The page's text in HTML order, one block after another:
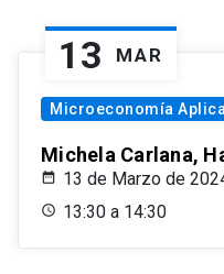
13 MAR
Microeconomía
Michela Carlana,
13 de Marzo de
13:30 a 14:30